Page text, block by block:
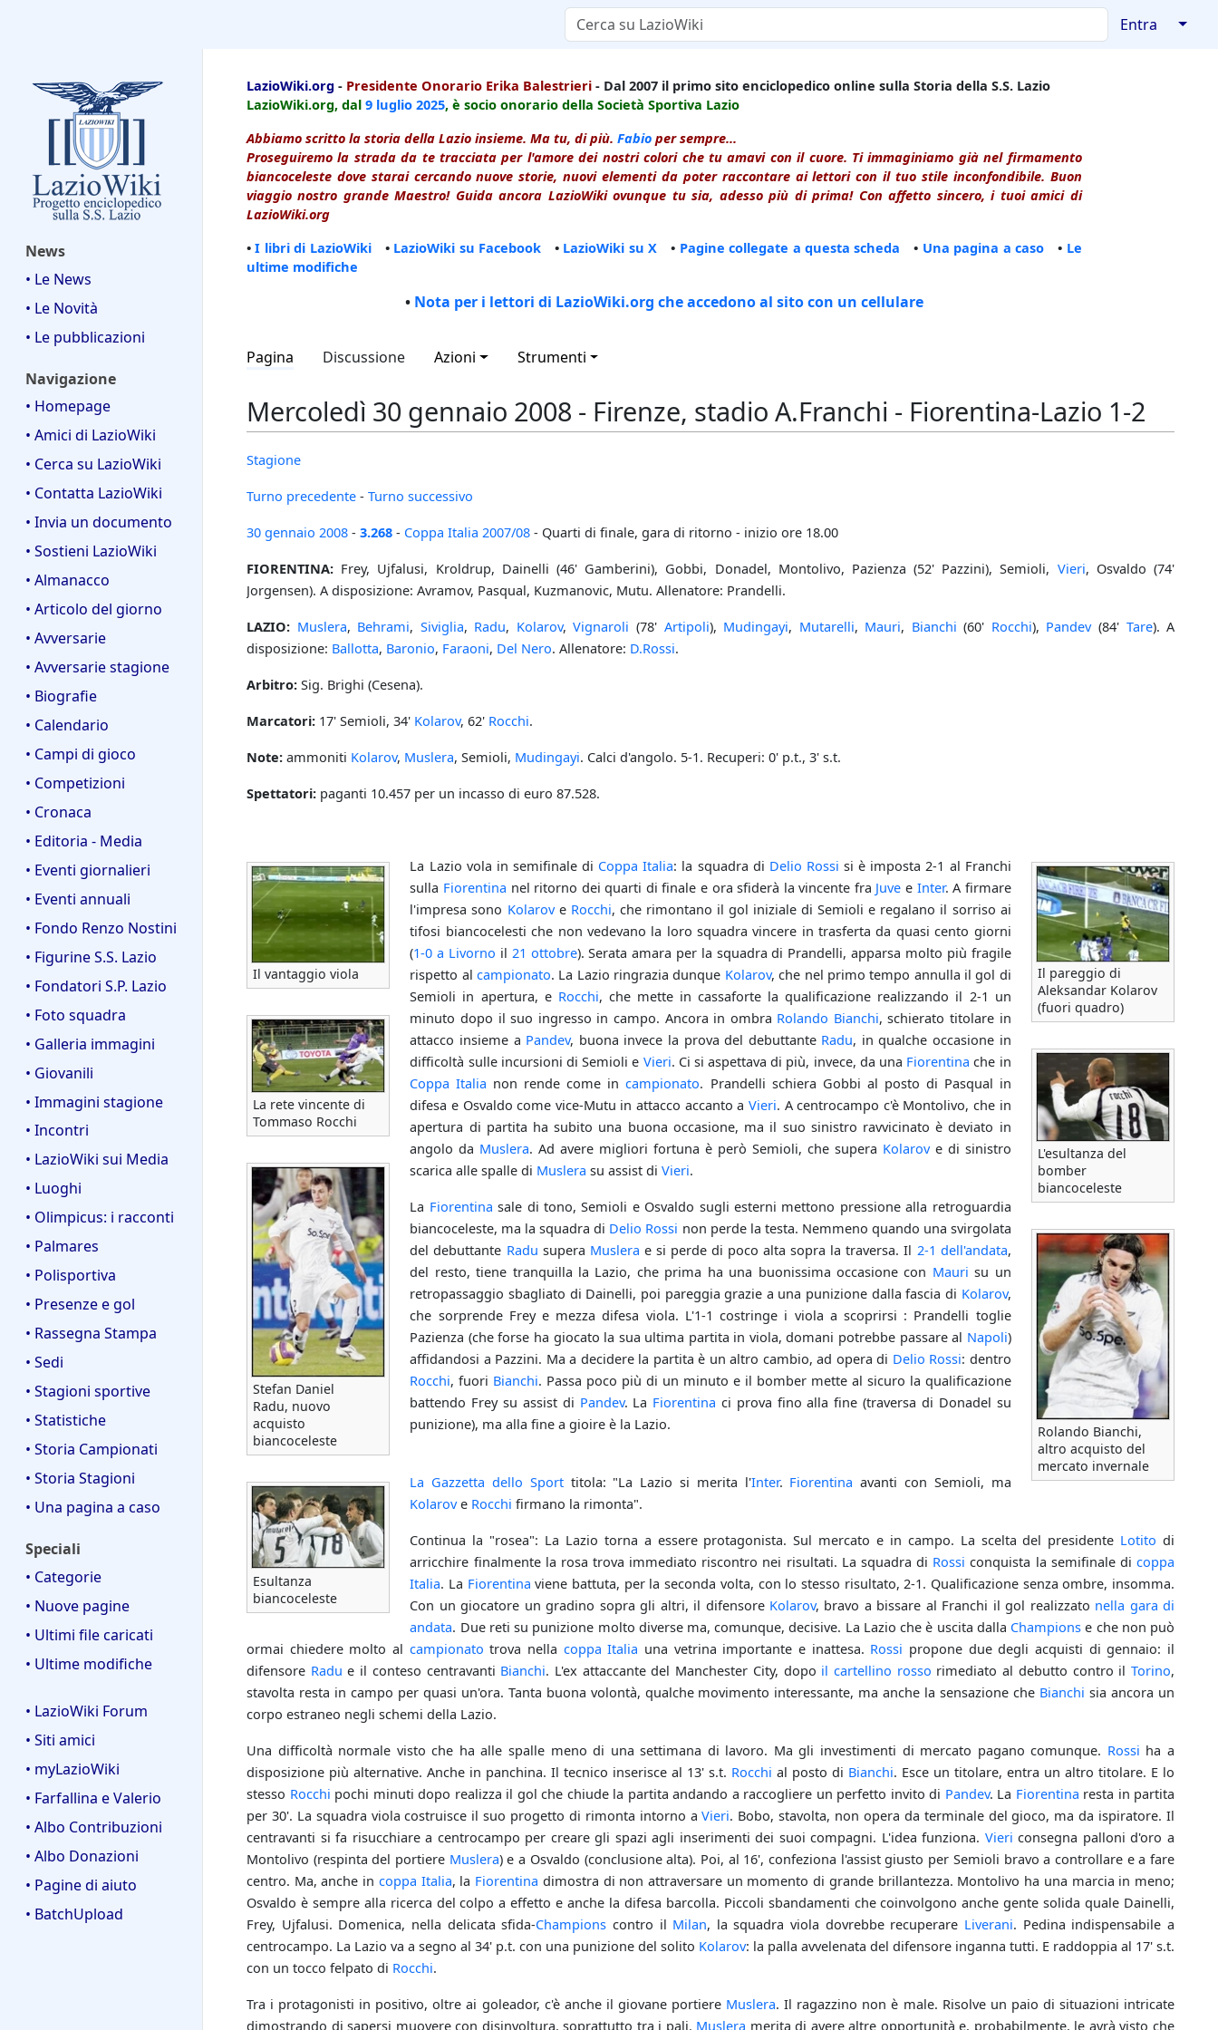
Entra ↓
News
• Le News
• Le Novità
• Le pubblicazioni
Navigazione
• Homepage
• Amici di LazioWiki
• Cerca su LazioWiki
• Contatta LazioWiki
• Invia un documento
• Sostieni LazioWiki
• Almanacco
• Articolo del giorno
• Avversarie
• Avversarie stagione
• Biografie
• Calendario
• Campi di gioco
• Competizioni
• Cronaca
• Editoria - Media
• Eventi giornalieri
• Eventi annuali
• Fondo Renzo Nostini
• Figurine S.S. Lazio
• Fondatori S.P. Lazio
• Foto squadra
• Galleria immagini
• Giovanili
• Immagini stagione
• Incontri
• LazioWiki sui Media
• Luoghi
• Olimpicus: i racconti
• Palmares
• Polisportiva
• Presenze e gol
• Rassegna Stampa
• Sedi
• Stagioni sportive
• Statistiche
• Storia Campionati
• Storia Stagioni
• Una pagina a caso
Speciali
• Categorie
• Nuove pagine
• Ultimi file caricati
• Ultime modifiche
• LazioWiki Forum
• Siti amici
• myLazioWiki
• Farfallina e Valerio
• Albo Contribuzioni
• Albo Donazioni
• Pagine di aiuto
• BatchUpload
LazioWiki.org - Presidente Onorario Erika Balestrieri - Dal 2007 il primo sito enciclopedico online sulla Storia della S.S. Lazio
LazioWiki.org, dal 9 luglio 2025, è socio onorario della Società Sportiva Lazio
Abbiamo scritto la storia della Lazio insieme. Ma tu, di più. Fabio per sempre...
Proseguiremo la strada da te tracciata per l'amore dei nostri colori che tu amavi con il cuore. Ti immaginiamo già nel firmamento
biancoceleste dove starai cercando nuove storie, nuovi elementi da poter raccontare ai lettori con il tuo stile inconfondibile. Buon
viaggio nostro grande Maestro! Guida ancora LazioWiki ovunque tu sia, adesso più di prima! Con affetto sincero, i tuoi amici di
LazioWiki.org
•I libri di LazioWiki• LazioWiki su Facebook • LazioWiki su X • Pagine collegate a questa scheda • Una pagina a caso • Le
ultime modifiche
• Nota per i lettori di LazioWiki.org che accedono al sito con un cellulare
Pagina Discussione Azioni Strumenti
Mercoledì 30 gennaio 2008 - Firenze, stadio A.Franchi - Fiorentina-Lazio 1-2
Stagione
Turno precedente - Turno successivo
30 gennaio 2008 - 3.268 - Coppa Italia 2007/08 - Quarti di finale, gara di ritorno - inizio ore 18.00
FIORENTINA: Frey, Ujfalusi, Kroldrup, Dainelli (46' Gamberini), Gobbi, Donadel, Montolivo, Pazienza (52' Pazzini), Semioli, Vieri, Osvaldo (74'
Jorgensen). A disposizione: Avramov, Pasqual, Kuzmanovic, Mutu. Allenatore: Prandelli.
LAZIO: Muslera, Behrami, Siviglia, Radu, Kolarov,Vignaroli (78' Artipoli), Mudingayi, Mutarelli, Mauri, Bianchi (60' Rocchi), Pandev(84' Tare). A
disposizione: Ballotta, Baronio, Faraoni, Del Nero. Allenatore: D.Rossi.
Arbitro: Sig. Brighi (Cesena).
Marcatori: 17' Semioli, 34' Kolarov, 62' Rocchi.
Note: ammoniti Kolarov, Muslera, Semioli, Mudingayi. Calci d'angolo. 5-1. Recuperi: 0' p.t., 3' s.t.
Spettatori: paganti 10.457 per un incasso di euro 87.528.
Il vantaggio viola
Il pareggio di
Aleksandar Kolarov
(fuori quadro)
La rete vincente di
Tommaso Rocchi
L'esultanza del
bomber
biancoceleste
Stefan Daniel
Radu, nuovo
acquisto
biancoceleste
Rolando Bianchi,
altro acquisto del
mercato invernale
Esultanza
biancoceleste
La Lazio vola in semifinale di Coppa Italia: la squadra di Delio Rossi si è imposta 2-1 al Franchi
sulla Fiorentina nel ritorno dei quarti di finale e ora sfiderà la vincente fra Juve e Inter. A firmare
l'impresa sono Kolarove Rocchi, che rimontano il gol iniziale di Semioli e regalano il sorriso ai
tifosi biancocelesti che non vedevano la loro squadra vincere in trasferta da quasi cento giorni
(1-0 a Livorno il 21 ottobre). Serata amara per la squadra di Prandelli, apparsa molto più fragile
rispetto alcampionato. La Lazio ringrazia dunque Kolarov, che nel primo tempo annulla il gol di
Semioli in apertura, e Rocchi, che mette in cassaforte la qualificazione realizzando il 2-1 un
minuto dopo il suo ingresso in campo. Ancora in ombra Rolando Bianchi, schierato titolare in
attacco insieme a Pandev, buona invece la prova del debuttante Radu, in qualche occasione in
difficoltà sulle incursioni di Semioli e Vieri. Ci si aspettava di più, invece, da una Fiorentina che in
Coppa Italia non rende come incampionato. Prandelli schiera Gobbi al posto di Pasqual in
difesa e Osvaldo come vice-Mutu in attacco accanto a Vieri. A centrocampo c'è Montolivo, che in
apertura di partita ha subito una buona occasione, ma il suo sinistro ravvicinato è deviato in
angolo da Muslera. Ad avere migliori fortuna è però Semioli, che supera Kolarove di sinistro
scarica alle spalle di Muslera su assist diVieri.
La Fiorentina sale di tono, Semioli e Osvaldo sugli esterni mettono pressione alla retroguardia
biancoceleste, ma la squadra di Delio Rossi non perde la testa. Nemmeno quando una svirgolata
del debuttante Radu supera Muslera e si perde di poco alta sopra la traversa. Il 2-1 dell'andata,
del resto, tiene tranquilla la Lazio, che prima ha una buonissima occasione con Mauri su un
retropassaggio sbagliato di Dainelli, poi pareggia grazie a una punizione dalla fascia di Kolarov,
che sorprende Frey e mezza difesa viola. L'1-1 costringe i viola a scoprirsi : Prandelli toglie
Pazienza (che forse ha giocato la sua ultima partita in viola, domani potrebbe passare al Napoli)
affidandosi a Pazzini. Ma a decidere la partita è un altro cambio, ad opera di Delio Rossi: dentro
Rocchi, fuori Bianchi. Passa poco più di un minuto e il bomber mette al sicuro la qualificazione
battendo Frey su assist di Pandev. La Fiorentina ci prova fino alla fine (traversa di Donadel su
punizione), ma alla fine a gioire è la Lazio.
La Gazzetta dello Sporttitola: "La Lazio si merita l'Inter. Fiorentina avanti con Semioli, ma
Kolarove Rocchi firmano la rimonta".
Continua la "rosea": La Lazio torna a essere protagonista. Sul mercato e in campo. La scelta del presidente Lotito di
arricchire finalmente la rosa trova immediato riscontro nei risultati. La squadra di Rossi conquista la semifinale dicoppa
Italia. La Fiorentina viene battuta, per la seconda volta, con lo stesso risultato, 2-1. Qualificazione senza ombre, insomma.
Con un giocatore un gradino sopra gli altri, il difensore Kolarov, bravo a bissare al Franchi il gol realizzato nella gara di
andata. Due reti su punizione molto diverse ma, comunque, decisive. La Lazio che è uscita dalla Champions e che non può
ormai chiedere molto al campionato trova nella coppa Italia una vetrina importante e inattesa. Rossi propone due degli acquisti di gennaio: il
difensore Radu e il conteso centravanti Bianchi. L'ex attaccante del Manchester City, dopo il cartellino rosso rimediato al debutto contro ilTorino,
stavolta resta in campo per quasi un'ora. Tanta buona volontà, qualche movimento interessante, ma anche la sensazione che Bianchi sia ancora un
corpo estraneo negli schemi della Lazio.
Una difficoltà normale visto che ha alle spalle meno di una settimana di lavoro. Ma gli investimenti di mercato pagano comunque. Rossi ha a
disposizione più alternative. Anche in panchina. Il tecnico inserisce al 13' s.t. Rocchi al posto di Bianchi. Esce un titolare, entra un altro titolare. E lo
stesso Rocchi pochi minuti dopo realizza il gol che chiude la partita andando a raccogliere un perfetto invito di Pandev. La Fiorentina resta in partita
per 30'. La squadra viola costruisce il suo progetto di rimonta intorno aVieri. Bobo, stavolta, non opera da terminale del gioco, ma da ispiratore. Il
centravanti si fa risucchiare a centrocampo per creare gli spazi agli inserimenti dei suoi compagni. L'idea funziona. Vieri consegna palloni d'oro a
Montolivo (respinta del portiere Muslera) e a Osvaldo (conclusione alta). Poi, al 16', confeziona l'assist giusto per Semioli bravo a controllare e a fare
centro. Ma, anche in coppa Italia, la Fiorentina dimostra di non attraversare un momento di grande brillantezza. Montolivo ha una marcia in meno;
Osvaldo è sempre alla ricerca del colpo a effetto e anche la difesa barcolla. Piccoli sbandamenti che coinvolgono anche gente solida quale Dainelli,
Frey, Ujfalusi. Domenica, nella delicata sfida-Champions contro il Milan, la squadra viola dovrebbe recuperare Liverani. Pedina indispensabile a
centrocampo. La Lazio va a segno al 34' p.t. con una punizione del solito Kolarov: la palla avvelenata del difensore inganna tutti. E raddoppia al 17' s.t.
con un tocco felpato di Rocchi.
Tra i protagonisti in positivo, oltre ai goleador, c'è anche il giovane portiere Muslera. Il ragazzino non è male. Risolve un paio di situazioni intricate
dimostrando di sapersi muovere con disinvoltura, soprattutto tra i pali. Muslera merita di avere altre opportunità e, probabilmente, le avrà visto che